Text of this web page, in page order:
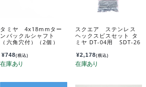
タミヤ 4x18mmター
ンバックルシャフト
（六角穴付）（2個）
ーツ 19803327-000
¥748(税込)
スクエア ステンレス
ヘックスビスセット タ
ミヤ DT-04用 SDT-26
¥2,178(税込)